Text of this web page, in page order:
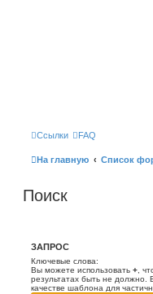
Ссылки FAQ
На главную Список
Поиск
ЗАПРОС
Ключевые слова:
Вы можете использовать + ,
результатах быть не
качестве шаблона для